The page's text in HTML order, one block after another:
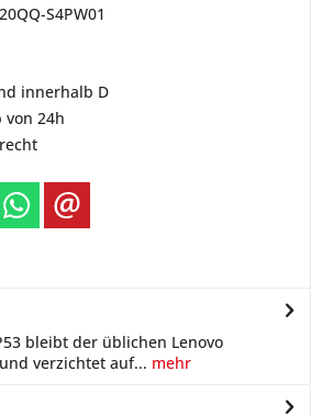
20QQ-S4PW01
innerhalb D
24h
bleibt der üblichen Lenovo
verzichtet auf... mehr